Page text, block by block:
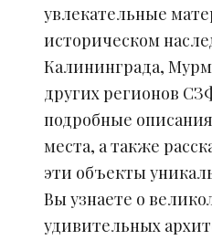
увлекательные
историческом
Калининграда,
других регионов
подробные
места, а также
эти объекты
Вы узнаете о
удивительных